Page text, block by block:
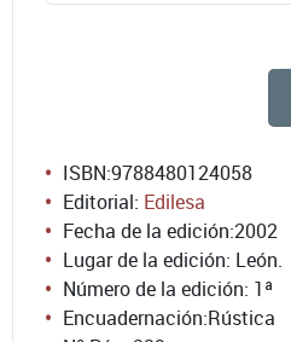
ISBN:9788480124058
Editorial: Edilesa
Fecha de la edición:2002
Lugar de la edición: León.
Número de la edición: 1ª
Encuadernación:Rústica